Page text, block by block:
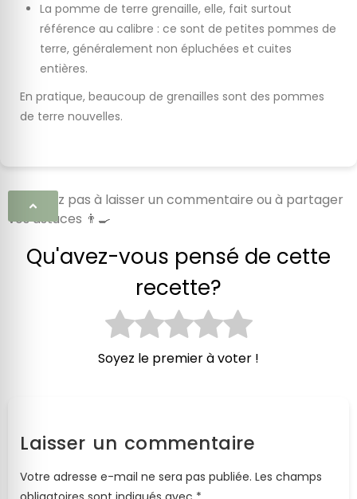
La pomme de terre grenaille, elle, fait surtout
référence au calibre : ce sont de petites pommes de
terre, généralement non épluchées et cuites
entières.
En pratique, beaucoup de grenailles sont des pommes
de terre nouvelles.
N’hésitez pas à laisser un commentaire ou à partager
vos astuces 👨‍🍳
Qu'avez-vous pensé de cette
recette?
Soyez le premier à voter !
Laisser un commentaire
Votre adresse e-mail ne sera pas publiée. Les champs